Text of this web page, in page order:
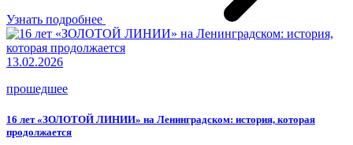
Узнать подробнее
13.02.2026
прошедшее
16 лет «ЗОЛОТОЙ ЛИНИИ» на Ленинградском: история, которая
продолжается